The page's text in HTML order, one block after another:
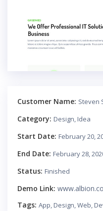
Customer Name: Steven
Category: Design, Idea
Start Date: February 20,
End Date: February 28,
Status: Finished
Demo Link:
Tags: App, Design, Web,